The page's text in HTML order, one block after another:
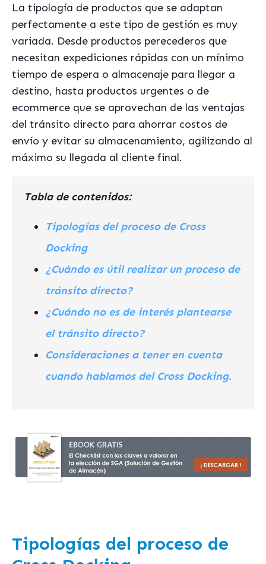
La tipología de productos que se adaptan
perfectamente a este tipo de gestión es muy
variada. Desde productos perecederos que
necesitan expediciones rápidas con un mínimo
tiempo de espera o almacenaje para llegar a
destino, hasta productos urgentes o de
ecommerce que se aprovechan de las ventajas
del tránsito directo para ahorrar costos de
envío y evitar su almacenamiento, agilizando al
máximo su llegada al cliente final.
Tabla de contenidos:
Tipologías del proceso de Cross
Docking
¿Cuándo es útil realizar un proceso de
tránsito directo?
¿Cuándo no es de interés plantearse
el tránsito directo?
Consideraciones a tener en cuenta
cuando hablamos del Cross Docking.
Tipologías del proceso de